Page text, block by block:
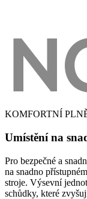
KOMFORTNÍ
Umístění na
Pro bezpečné a
na snadno
stroje. Výsevní
schůdky, které